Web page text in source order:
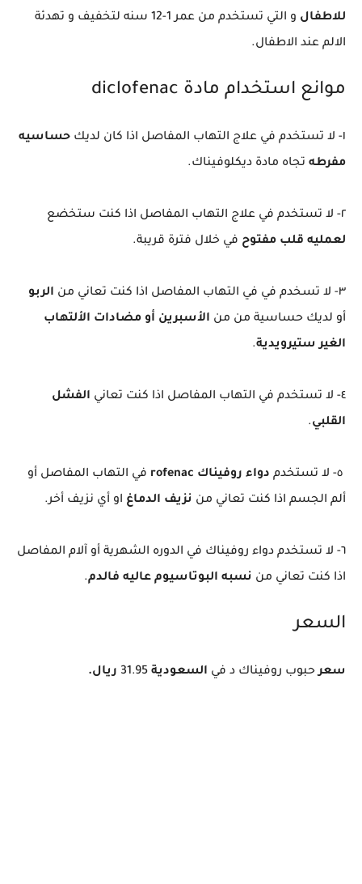
للاطفال
و التي تستخدم من عمر 1-12 سنه لتخفيف و تهدئة
الالم عند الاطفال.
موانع استخدام مادة diclofenac
١- لا تستخدم في علاج التهاب المفاصل اذا كان لديك
حساسيه
مفرطه تجاه مادة ديكلوفيناك.
٢- لا تستخدم في علاج التهاب المفاصل اذا كنت ستخضع
لعمليه قلب مفتوح في خلال فترة قريبة.
٣- لا تسخدم في في التهاب المفاصل اذا كنت تعاني من
الربو
أو لديك حساسية من من الأسبرين أو مضادات الألتهاب
الغير ستيرويدية.
٤- لا تستخدم في التهاب المفاصل اذا كنت تعاني
الفشل
القلبي.
دواء روفيناك rofenac
في التهاب المفاصل أو
ألم الجسم اذا كنت تعاني من نزيف الدماغ او أي نزيف أخر.
٦- لا تستخدم دواء روفيناك في الدوره الشهرية أو آلام المفاصل
اذا كنت تعاني من نسبه البوتاسيوم عاليه فالدم.
السعر
سعرحبوب روفيناك د في السعودية 31.95 ريال.